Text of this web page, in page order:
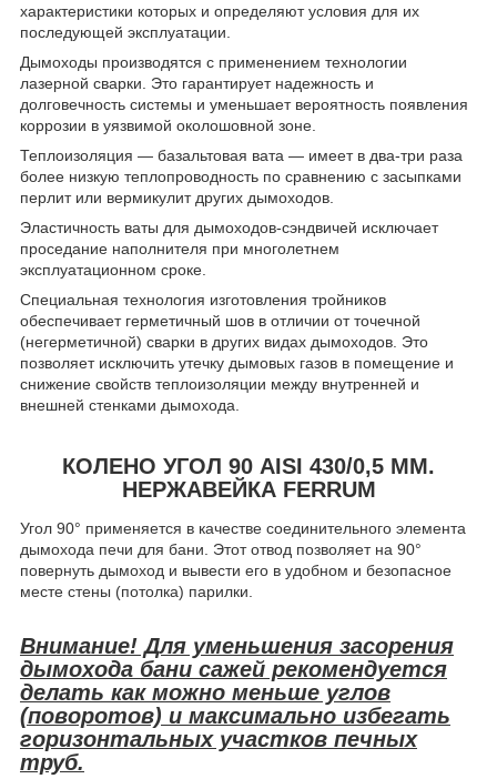
характеристики которых и определяют условия для их
последующей эксплуатации.
Дымоходы производятся с применением технологии
лазерной сварки. Это гарантирует надежность и
долговечность системы и уменьшает вероятность появления
коррозии в уязвимой околошовной зоне.
Теплоизоляция — базальтовая вата — имеет в два-три раза
более низкую теплопроводность по сравнению с засыпками
перлит или вермикулит других дымоходов.
Эластичность ваты для дымоходов-сэндвичей исключает
проседание наполнителя при многолетнем
эксплуатационном сроке.
Специальная технология изготовления тройников
обеспечивает герметичный шов в отличии от точечной
(негерметичной) сварки в других видах дымоходов. Это
позволяет исключить утечку дымовых газов в помещение и
снижение свойств теплоизоляции между внутренней и
внешней стенками дымохода.
КОЛЕНО УГОЛ 90 AISI 430/0,5 ММ.
НЕРЖАВЕЙКА FERRUM
Угол 90° применяется в качестве соединительного элемента
дымохода печи для бани. Этот отвод позволяет на 90°
повернуть дымоход и вывести его в удобном и безопасное
месте стены (потолка) парилки.
Внимание! Для уменьшения засорения
дымохода бани сажей рекомендуется
делать как можно меньше углов
(поворотов) и максимально избегать
горизонтальных участков печных
труб.